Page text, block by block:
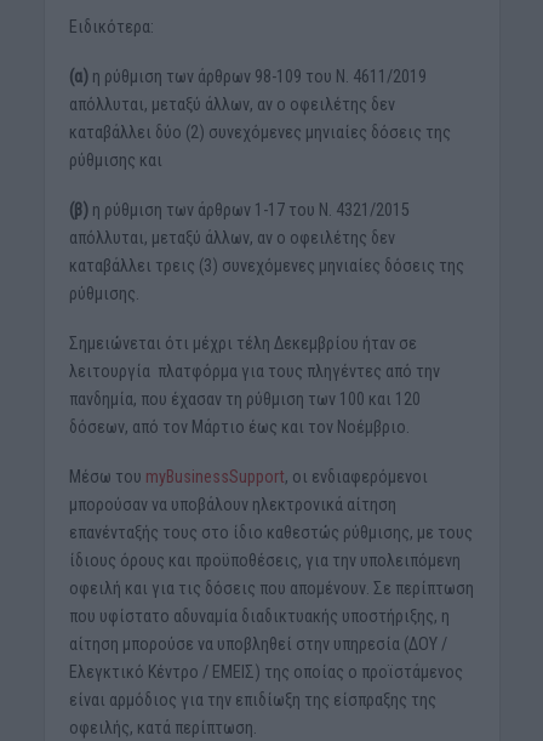
Ειδικότερα:
(α) η ρύθμιση των άρθρων 98-109 του Ν. 4611/2019
απόλλυται, μεταξύ άλλων, αν ο οφειλέτης δεν
καταβάλλει δύο (2) συνεχόμενες μηνιαίες δόσεις της
ρύθμισης και
(β) η ρύθμιση των άρθρων 1-17 του Ν. 4321/2015
απόλλυται, μεταξύ άλλων, αν ο οφειλέτης δεν
καταβάλλει τρεις (3) συνεχόμενες μηνιαίες δόσεις της
ρύθμισης.
Σημειώνεται ότι μέχρι τέλη Δεκεμβρίου ήταν σε
λειτουργία πλατφόρμα για τους πληγέντες από την
πανδημία, που έχασαν τη ρύθμιση των 100 και 120
δόσεων, από τον Μάρτιο έως και τον Νοέμβριο.
Μέσω του myBusinessSupport, οι ενδιαφερόμενοι
μπορούσαν να υποβάλουν ηλεκτρονικά αίτηση
επανένταξής τους στο ίδιο καθεστώς ρύθμισης, με τους
ίδιους όρους και προϋποθέσεις, για την υπολειπόμενη
οφειλή και για τις δόσεις που απομένουν. Σε περίπτωση
που υφίστατο αδυναμία διαδικτυακής υποστήριξης, η
αίτηση μπορούσε να υποβληθεί στην υπηρεσία (ΔΟΥ /
Ελεγκτικό Κέντρο / ΕΜΕΙΣ) της οποίας ο προϊστάμενος
είναι αρμόδιος για την επιδίωξη της είσπραξης της
οφειλής, κατά περίπτωση.